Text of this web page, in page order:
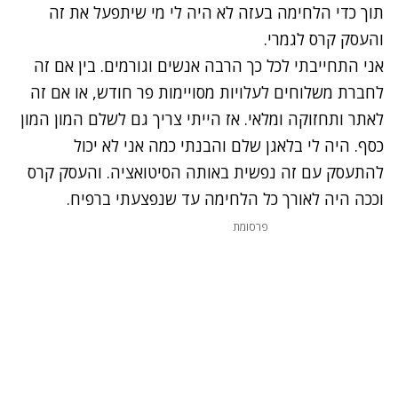
תוך כדי הלחימה בעזה לא היה לי מי שיתפעל את זה
והעסק קרס לגמרי.
אני התחייבתי לכל כך הרבה אנשים וגורמים. בין אם זה
לחברת משלוחים לעלויות מסויימות פר חודש, או אם זה
לאתר ותחזוקה ומלאי. אז הייתי צריך גם לשלם המון המון
כסף. היה לי בלאגן שלם והבנתי כמה אני לא יכול
להתעסק עם זה נפשית באותה הסיטואציה. והעסק קרס
וככה היה לאורך כל הלחימה עד שנפצעתי ברפיח.
פרסומת